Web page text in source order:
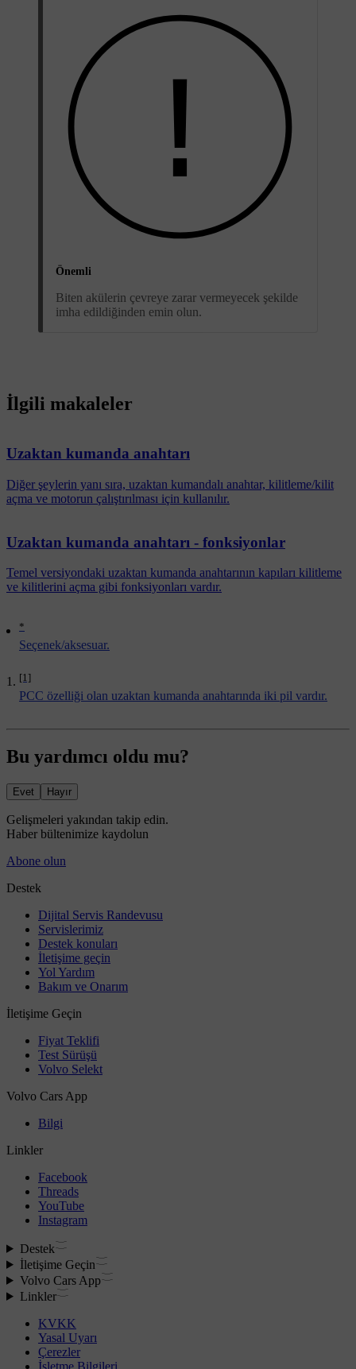
Önemli
Biten akülerin çevreye zarar vermeyecek şekilde
imha edildiğinden emin olun.
*
Seçenek/aksesuar.
[1]
PCC özelliği olan uzaktan kumanda anahtarında iki pil vardır.
İlgili makaleler
Uzaktan kumanda anahtarı
Diğer şeylerin yanı sıra, uzaktan kumandalı anahtar, kilitleme/kilit
açma ve motorun çalıştırılması için kullanılır.
Uzaktan kumanda anahtarı - fonksiyonlar
Temel versiyondaki uzaktan kumanda anahtarının kapıları kilitleme
ve kilitlerini açma gibi fonksiyonları vardır.
Bu yardımcı oldu mu?
Evet Hayır